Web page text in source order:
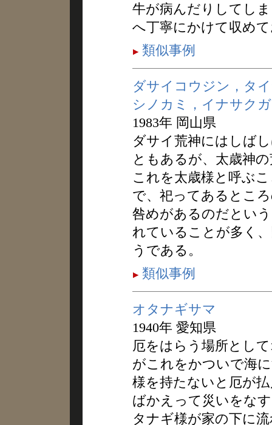
牛が病んだりしてし
へ丁寧にかけて収め
類似事例
ダサイコウジン，タ
シノカミ，イナサク
1983年 岡山県
ダサイ荒神にはしば
ともあるが、太歳神
これを太歳様と呼ぶ
で、祀ってあるとこ
咎めがあるのだとい
れていることが多く
うである。
類似事例
オタナギサマ
1940年 愛知県
厄をはらう場所とし
がこれをかついで海
様を持たないと厄が
ばかえって災いをな
タナギ様が家の下に